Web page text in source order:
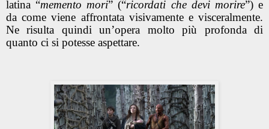
latina “memento mori” (“ricordati che devi morire”) e
da come viene affrontata visivamente e visceralmente.
Ne risulta quindi un’opera molto più profonda di
quanto ci si potesse aspettare.